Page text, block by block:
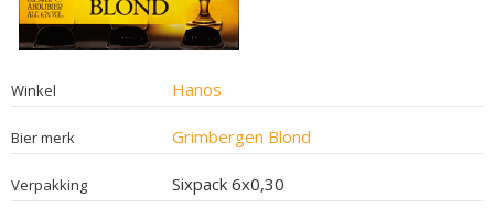
Winkel Hanos
Bier merk Grimbergen Blond
Verpakking Sixpack 6x0,30